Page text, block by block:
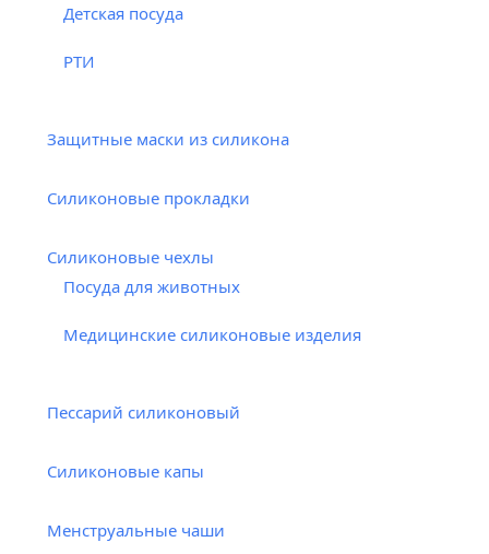
Детская посуда
РТИ
Защитные маски из силикона
Силиконовые прокладки
Силиконовые чехлы
Посуда для животных
Медицинские силиконовые изделия
Пессарий силиконовый
Силиконовые капы
Менструальные чаши